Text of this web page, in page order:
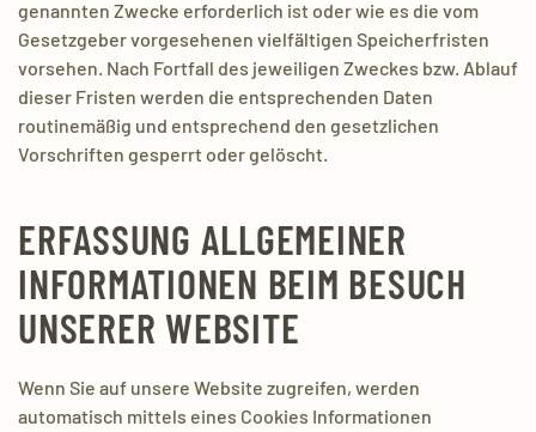
genannten Zwecke erforderlich ist oder wie es die vom
Gesetzgeber vorgesehenen vielfältigen Speicherfristen
vorsehen. Nach Fortfall des jeweiligen Zweckes bzw. Ablauf
dieser Fristen werden die entsprechenden Daten
routinemäßig und entsprechend den gesetzlichen
Vorschriften gesperrt oder gelöscht.
ERFASSUNG ALLGEMEINER
INFORMATIONEN BEIM BESUCH
UNSERER WEBSITE
Wenn Sie auf unsere Website zugreifen, werden
automatisch mittels eines Cookies Informationen